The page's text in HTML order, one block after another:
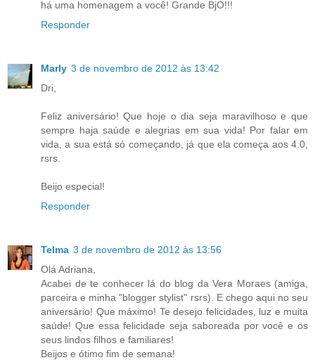
há uma homenagem a você! Grande BjO!!!
Responder
Marly 3 de novembro de 2012 às 13:42
Dri,
Feliz aniversário! Que hoje o dia seja maravilhoso e que
sempre haja saúde e alegrias em sua vida! Por falar em
vida, a sua está só começando, já que ela começa aos 4.0,
rsrs.
Beijo especial!
Responder
Telma 3 de novembro de 2012 às 13:56
Olá Adriana,
Acabei de te conhecer lá do blog da Vera Moraes (amiga,
parceira e minha "blogger stylist" rsrs). E chego aqui no seu
aniversário! Que máximo! Te desejo felicidades, luz e muita
saúde! Que essa felicidade seja saboreada por você e os
seus lindos filhos e familiares!
Beijos e ótimo fim de semana!